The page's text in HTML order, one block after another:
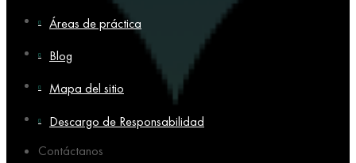
Áreas de práctica
Blog
Mapa del sitio
Descargo de Responsabilidad
Contáctanos